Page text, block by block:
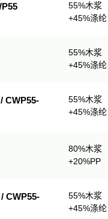
55%木浆
+45%涤纶
55%木浆
+45%涤纶
CWP55-
55%木浆
+45%涤纶
80%木浆
+20%PP
CWP55-
55%木浆
+45%涤纶